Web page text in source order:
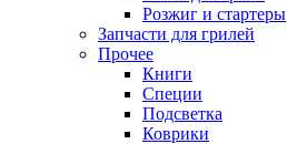
Розжиг и стартеры
Запчасти для грилей
Прочее
Книги
Специи
Подсветка
Коврики